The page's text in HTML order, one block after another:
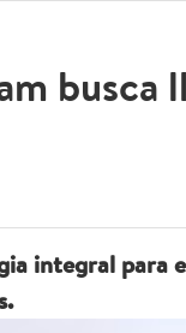
busca
integral